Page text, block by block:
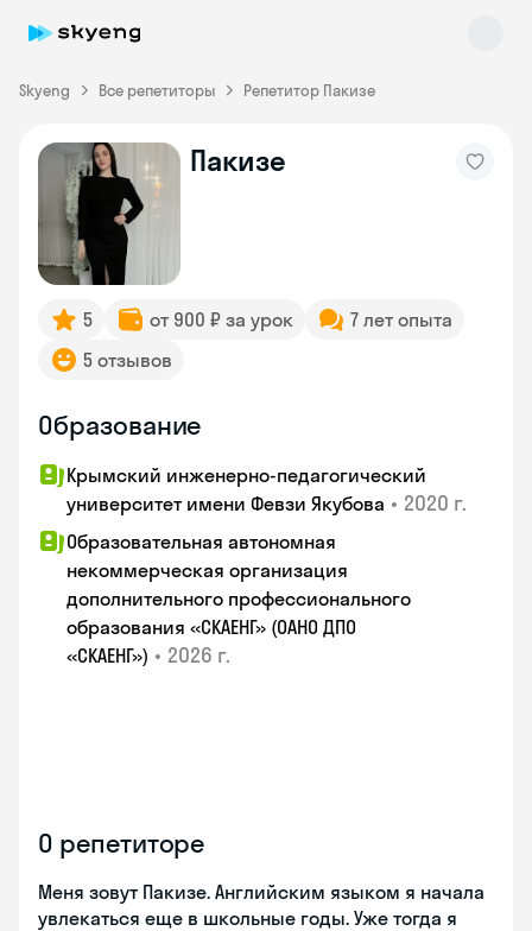
Skyeng Все репетиторы Репетитор Пакизе
Пакизе
5 от 900 ₽ за урок
7 лет опыта
5 отзывов
Образование
Крымский инженерно-педагогический
университет имени Февзи Якубова • 2020 г.
Образовательная автономная
некоммерческая организация
дополнительного профессионального
образования «СКАЕНГ» (ОАНО ДПО
«СКАЕНГ») • 2026 г.
О репетиторе
Меня зовут Пакизе. Английским языком я начала
увлекаться еще в школьные годы. Уже тогда я
Skyeng Chat
online